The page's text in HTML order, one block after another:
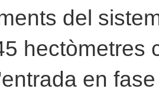
del
hectòmetres
en